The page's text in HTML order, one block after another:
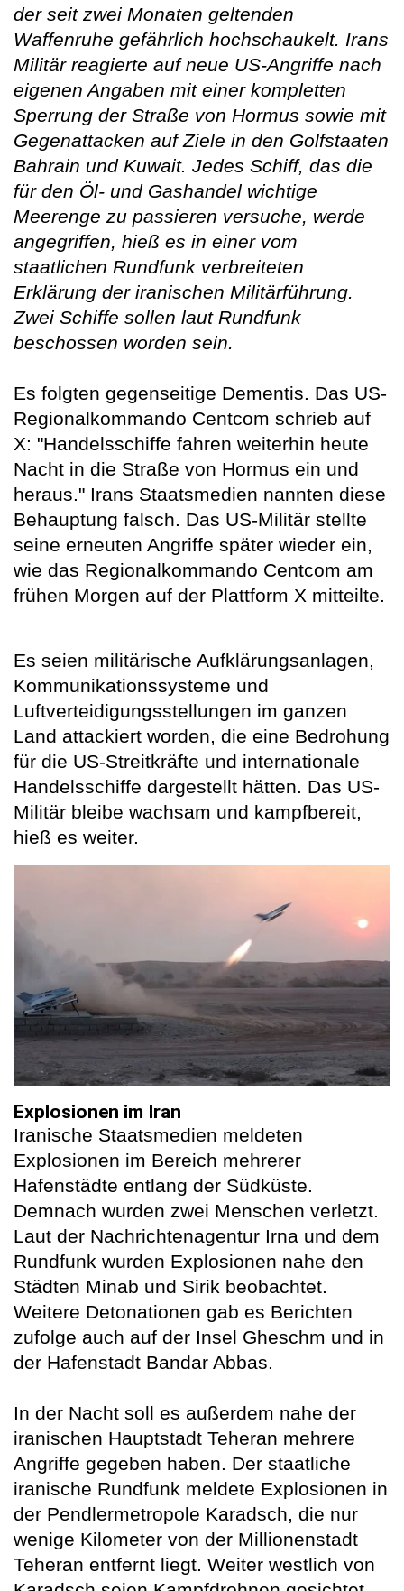
der seit zwei Monaten geltenden
Waffenruhe gefährlich hochschaukelt. Irans
Militär reagierte auf neue US-Angriffe nach
eigenen Angaben mit einer kompletten
Sperrung der Straße von Hormus sowie mit
Gegenattacken auf Ziele in den Golfstaaten
Bahrain und Kuwait. Jedes Schiff, das die
für den Öl- und Gashandel wichtige
Meerenge zu passieren versuche, werde
angegriffen, hieß es in einer vom
staatlichen Rundfunk verbreiteten
Erklärung der iranischen Militärführung.
Zwei Schiffe sollen laut Rundfunk
beschossen worden sein.
Es folgten gegenseitige Dementis. Das US-
Regionalkommando Centcom schrieb auf
X: "Handelsschiffe fahren weiterhin heute
Nacht in die Straße von Hormus ein und
heraus." Irans Staatsmedien nannten diese
Behauptung falsch. Das US-Militär stellte
seine erneuten Angriffe später wieder ein,
wie das Regionalkommando Centcom am
frühen Morgen auf der Plattform X mitteilte.
Es seien militärische Aufklärungsanlagen,
Kommunikationssysteme und
Luftverteidigungsstellungen im ganzen
Land attackiert worden, die eine Bedrohung
für die US-Streitkräfte und internationale
Handelsschiffe dargestellt hätten. Das US-
Militär bleibe wachsam und kampfbereit,
hieß es weiter.
Explosionen im Iran
Iranische Staatsmedien meldeten
Explosionen im Bereich mehrerer
Hafenstädte entlang der Südküste.
Demnach wurden zwei Menschen verletzt.
Laut der Nachrichtenagentur Irna und dem
Rundfunk wurden Explosionen nahe den
Städten Minab und Sirik beobachtet.
Weitere Detonationen gab es Berichten
zufolge auch auf der Insel Gheschm und in
der Hafenstadt Bandar Abbas.
In der Nacht soll es außerdem nahe der
iranischen Hauptstadt Teheran mehrere
Angriffe gegeben haben. Der staatliche
iranische Rundfunk meldete Explosionen in
der Pendlermetropole Karadsch, die nur
wenige Kilometer von der Millionenstadt
Teheran entfernt liegt. Weiter westlich von